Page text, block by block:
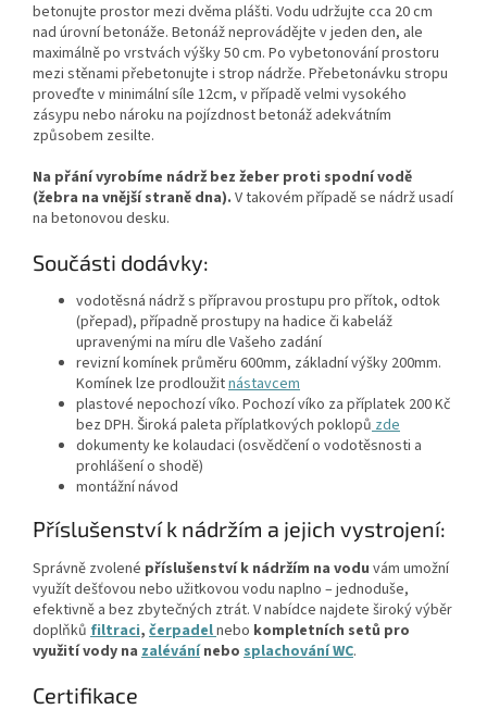
betonujte prostor mezi dvěma plášti. Vodu udržujte cca 20 cm
nad úrovní betonáže. Betonáž neprovádějte v jeden den, ale
maximálně po vrstvách výšky 50 cm. Po vybetonování prostoru
mezi stěnami přebetonujte i strop nádrže. Přebetonávku stropu
proveďte v minimální síle 12cm, v případě velmi vysokého
zásypu nebo nároku na pojízdnost betonáž adekvátním
způsobem zesilte.
Na přání vyrobíme nádrž bez žeber proti spodní vodě
(žebra na vnější straně dna). V takovém případě se nádrž usadí
na betonovou desku.
Součásti dodávky:
vodotěsná nádrž s přípravou prostupu pro přítok, odtok
(přepad), případně prostupy na hadice či kabeláž
upravenými na míru dle Vašeho zadání
revizní komínek průměru 600mm, základní výšky 200mm.
Komínek lze prodloužitnástavcem
plastové nepochozí víko. Pochozí víko za příplatek 200 Kč
bez DPH. Široká paleta příplatkových poklopůzde
dokumenty ke kolaudaci (osvědčení o vodotěsnosti a
prohlášení o shodě)
montážní návod
Příslušenství k nádržím a jejich vystrojení:
Správně zvolené příslušenství k nádržím na vodu vám umožní
využít dešťovou nebo užitkovou vodu naplno – jednoduše,
efektivně a bez zbytečných ztrát. V nabídce najdete široký výběr
doplňků filtraci, čerpadelnebo kompletních setů pro
využití vody na zalévání nebo splachování WC.
Certifikace